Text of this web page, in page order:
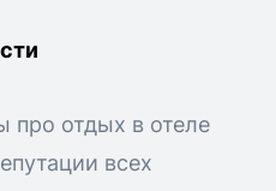
про отдых в отеле
всех